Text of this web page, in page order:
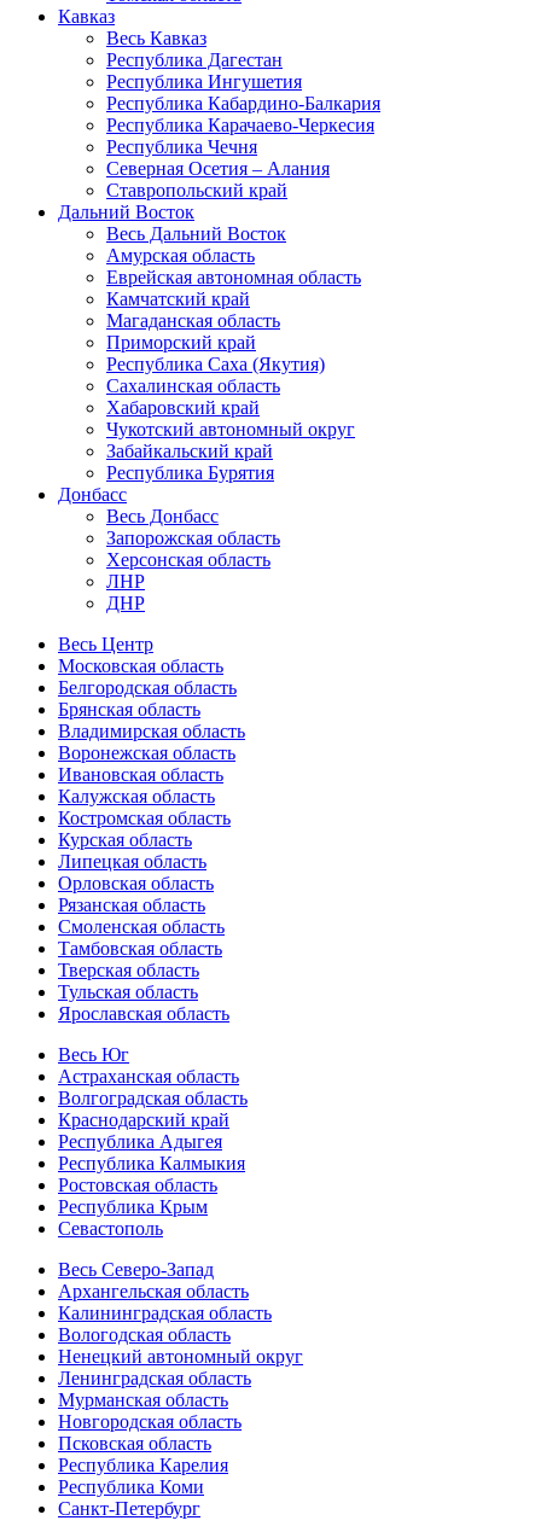
Кавказ
Весь Кавказ
Республика Дагестан
Республика Ингушетия
Республика Кабардино-Балкария
Республика Карачаево-Черкесия
Республика Чечня
Северная Осетия – Алания
Ставропольский край
Дальний Восток
Весь Дальний Восток
Амурская область
Еврейская автономная область
Камчатский край
Магаданская область
Приморский край
Республика Саха (Якутия)
Сахалинская область
Хабаровский край
Чукотский автономный округ
Забайкальский край
Республика Бурятия
Донбасс
Весь Донбасс
Запорожская область
Херсонская область
ЛНР
ДНР
Весь Центр
Московская область
Белгородская область
Брянская область
Владимирская область
Воронежская область
Ивановская область
Калужская область
Костромская область
Курская область
Липецкая область
Орловская область
Рязанская область
Смоленская область
Тамбовская область
Тверская область
Тульская область
Ярославская область
Весь Юг
Астраханская область
Волгоградская область
Краснодарский край
Республика Адыгея
Республика Калмыкия
Ростовская область
Республика Крым
Севастополь
Весь Северо-Запад
Архангельская область
Калининградская область
Вологодская область
Ненецкий автономный округ
Ленинградская область
Мурманская область
Новгородская область
Псковская область
Республика Карелия
Республика Коми
Санкт-Петербург